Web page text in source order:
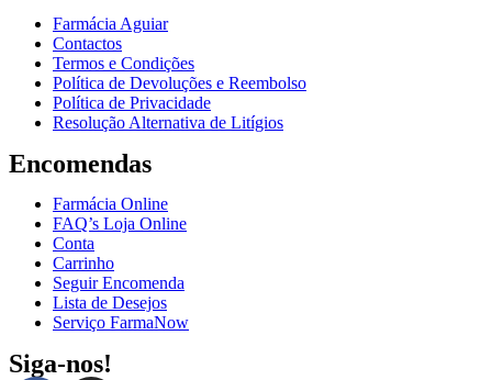
Farmácia Aguiar
Contactos
Termos e Condições
Política de Devoluções e Reembolso
Política de Privacidade
Resolução Alternativa de Litígios
Encomendas
Farmácia Online
FAQ’s Loja Online
Conta
Carrinho
Seguir Encomenda
Lista de Desejos
Serviço FarmaNow
Siga-nos!